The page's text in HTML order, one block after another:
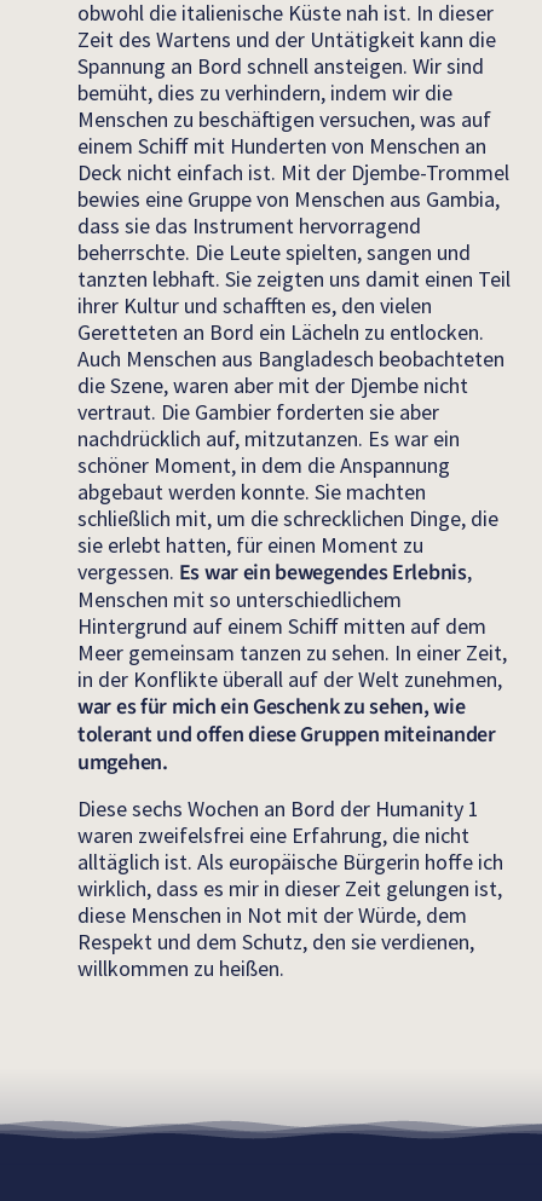
obwohl die italienische Küste nah ist. In dieser
Zeit des Wartens und der Untätigkeit kann die
Spannung an Bord schnell ansteigen. Wir sind
bemüht, dies zu verhindern, indem wir die
Menschen zu beschäftigen versuchen, was auf
einem Schiff mit Hunderten von Menschen an
Deck nicht einfach ist. Mit der Djembe-Trommel
bewies eine Gruppe von Menschen aus Gambia,
dass sie das Instrument hervorragend
beherrschte. Die Leute spielten, sangen und
tanzten lebhaft. Sie zeigten uns damit einen Teil
ihrer Kultur und schafften es, den vielen
Geretteten an Bord ein Lächeln zu entlocken.
Auch Menschen aus Bangladesch beobachteten
die Szene, waren aber mit der Djembe nicht
vertraut. Die Gambier forderten sie aber
nachdrücklich auf, mitzutanzen. Es war ein
schöner Moment, in dem die Anspannung
abgebaut werden konnte. Sie machten
schließlich mit, um die schrecklichen Dinge, die
sie erlebt hatten, für einen Moment zu
vergessen. Es war ein bewegendes Erlebnis,
Menschen mit so unterschiedlichem
Hintergrund auf einem Schiff mitten auf dem
Meer gemeinsam tanzen zu sehen. In einer Zeit,
in der Konflikte überall auf der Welt zunehmen,
war es für mich ein Geschenk zu sehen, wie
tolerant und offen diese Gruppen miteinander
umgehen.
Diese sechs Wochen an Bord der Humanity 1
waren zweifelsfrei eine Erfahrung, die nicht
alltäglich ist. Als europäische Bürgerin hoffe ich
wirklich, dass es mir in dieser Zeit gelungen ist,
diese Menschen in Not mit der Würde, dem
Respekt und dem Schutz, den sie verdienen,
willkommen zu heißen.